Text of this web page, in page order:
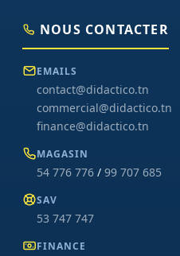
NOUS CONTACTER
EMAILS
contact@didactico.tn
commercial@didactico.tn
finance@didactico.tn
MAGASIN
54 776 776 / 99 707 685
SAV
53 747 747
FINANCE